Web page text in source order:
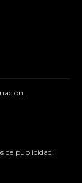
de publicidad!